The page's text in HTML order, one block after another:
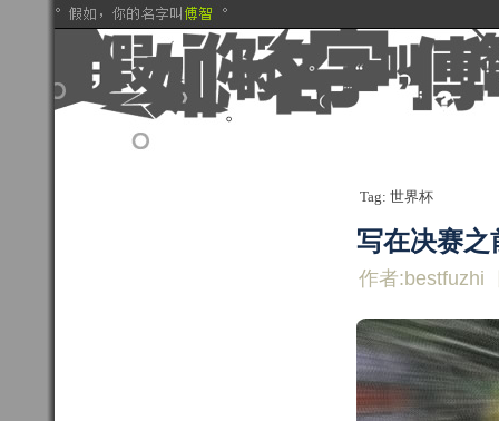
Tag: 世界杯
写在决赛之
作者:bestfuzhi